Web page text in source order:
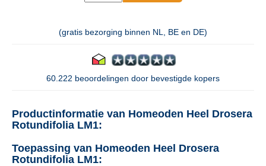
(gratis bezorging binnen NL, BE en DE)
60.222 beoordelingen door bevestigde kopers
Productinformatie van Homeoden Heel Drosera
Rotundifolia LM1:
Toepassing van Homeoden Heel Drosera
Rotundifolia LM1: